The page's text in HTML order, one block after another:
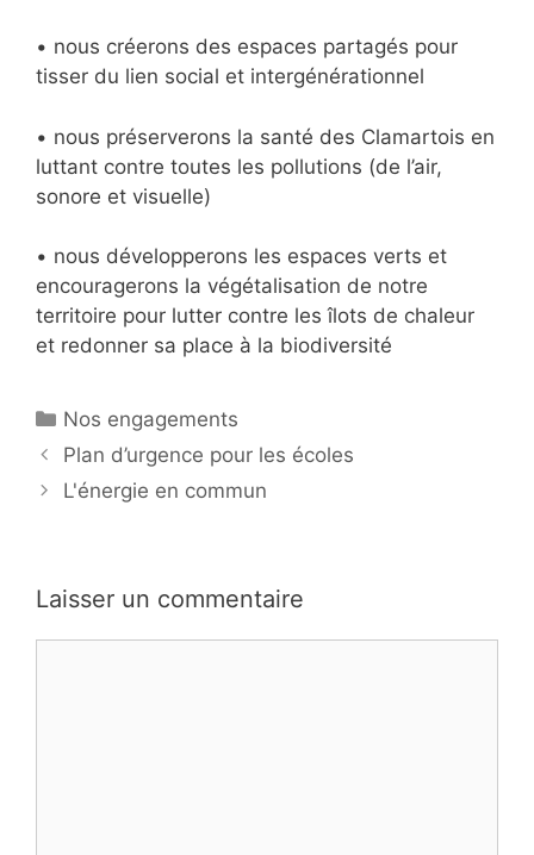
• nous créerons des espaces partagés pour
tisser du lien social et intergénérationnel
• nous préserverons la santé des Clamartois en
luttant contre toutes les pollutions (de l’air,
sonore et visuelle)
• nous développerons les espaces verts et
encouragerons la végétalisation de notre
territoire pour lutter contre les îlots de chaleur
et redonner sa place à la biodiversité
Catégories
Nos engagements
Navigation
des
Plan d’urgence pour les écoles
L'énergie en commun
Laisser un commentaire